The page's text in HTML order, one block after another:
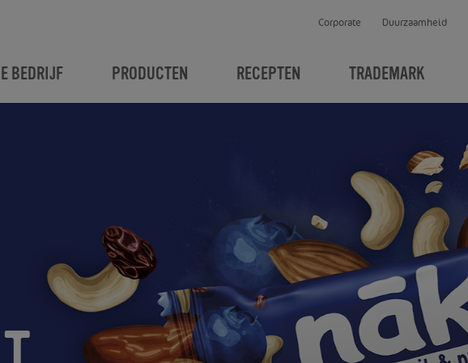
Corporate Duurzaamheid
BEDRIJF PRODUCTEN RECEPTEN TRADEMARK